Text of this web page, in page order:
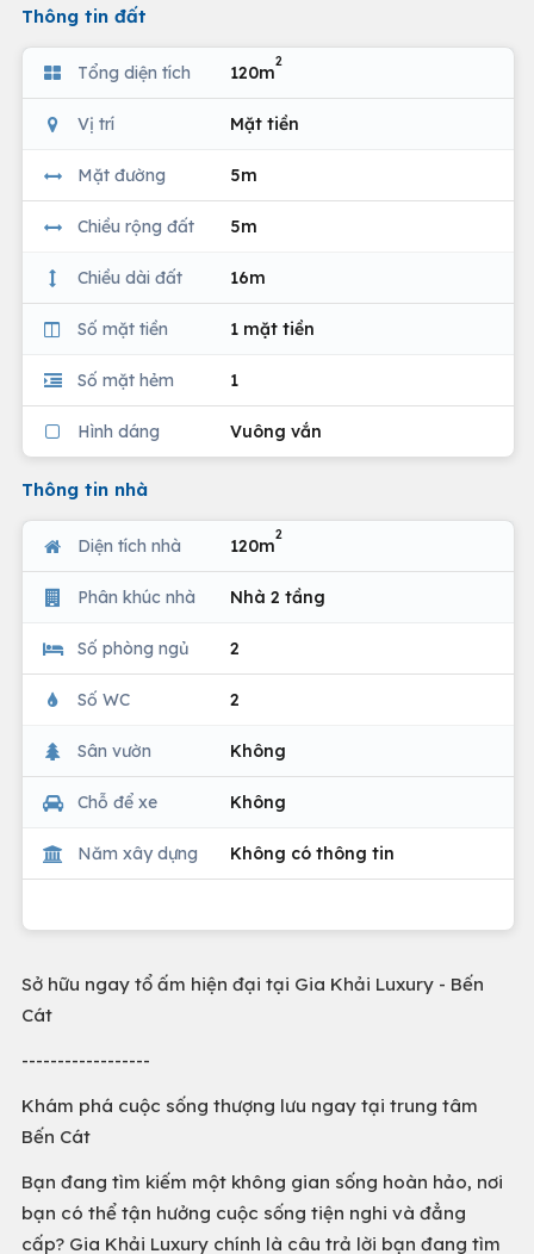
Thông tin đất
Tổng diện tích 120m
2
Vị trí Mặt tiền
Mặt đường 5m
Chiều rộng đất 5m
Chiều dài đất 16m
Số mặt tiền 1 mặt tiền
Số mặt hẻm 1
Hình dáng Vuông vắn
Thông tin nhà
Diện tích nhà 120m
2
Phân khúc nhà Nhà 2 tầng
Số phòng ngủ 2
Số WC 2
Sân vườn Không
Chỗ để xe Không
Năm xây dựng Không có thông tin
Sở hữu ngay tổ ấm hiện đại tại Gia Khải Luxury - Bến
Cát
------------------
Khám phá cuộc sống thượng lưu ngay tại trung tâm
Bến Cát
Bạn đang tìm kiếm một không gian sống hoàn hảo, nơi
bạn có thể tận hưởng cuộc sống tiện nghi và đẳng
cấp? Gia Khải Luxury chính là câu trả lời bạn đang tìm